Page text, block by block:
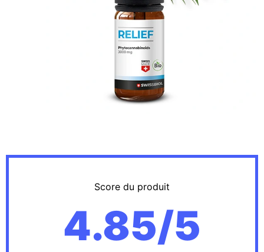
Score du produit
4.85/5